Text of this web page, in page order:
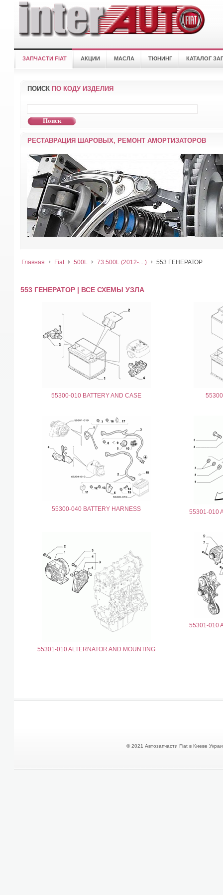
ЗАПЧАСТИ FIAT АКЦИИ МАСЛА ТЮНИНГ КАТАЛОГ
ПОИСК ПО КОДУ ИЗДЕЛИЯ
РЕСТАВРАЦИЯ ШАРОВЫХ, РЕМОНТ АМОРТИЗАТОРОВ
Главная Fiat 500L 73 500L (2012-....) 553 ГЕНЕРАТОР
553 ГЕНЕРАТОР | ВСЕ СХЕМЫ УЗЛА
55300-010 BATTERY AND CASE
55300-040 BATTERY HARNESS 55301-010
55301-010 ALTERNATOR AND MOUNTING
55301-010
© 2021 Автозапчасти Fiat в Киеве